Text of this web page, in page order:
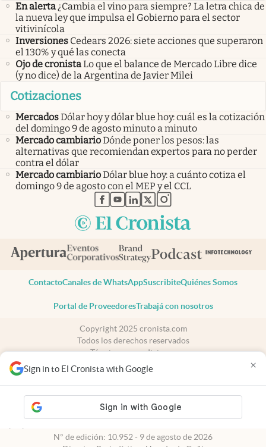
Sign in to El Cronista with Google ×
En alerta¿Cambia el vino para siempre? La letra chica de
la nueva ley que impulsa el Gobierno para el sector
vitivinícola
Inversiones Cedears 2026: siete acciones que superaron
el 130% y qué las conecta
Ojo de cronistaLo que el balance de Mercado Libre dice
(y no dice) de la Argentina de Javier Milei
Cotizaciones
MercadosDólar hoy y dólar blue hoy: cuál es la cotización
del domingo 9 de agosto minuto a minuto
Mercado cambiarioDónde poner los pesos: las
alternativas que recomiendan expertos para no perder
contra el dólar
Mercado cambiarioDólar blue hoy: a cuánto cotiza el
domingo 9 de agosto con el MEP y el CCL
abre en nueva pestaña
abre en nueva pestaña
abre en nueva pestaña
abre en nueva pestaña
abre en nueva pestaña
ContactoCanales de WhatsAppSuscribiteQuiénes Somos
Portal de ProveedoresTrabajá con nosotros
Copyright 2025 cronista.com
Todos los derechos reservados
Términos y condiciones
Privacidad
Consentimiento
cronista.com
es propiedad de El Cronista Comercial S.A Registro de
N° de edición: 10.952 - 9 de agosto de 2026